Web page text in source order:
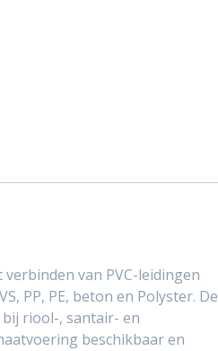
van PVC-leidingen
PP, PE, beton en Polyster. De
riool-, santair- en
beschikbaar en